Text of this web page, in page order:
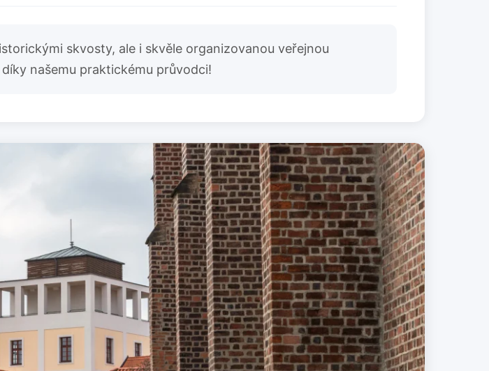
skvosty, ale i skvěle organizovanou veřejnou
našemu praktickému průvodci!